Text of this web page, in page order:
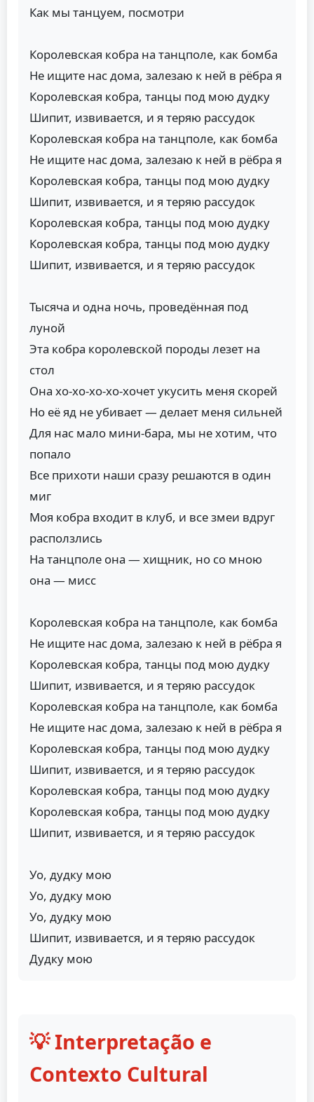
Как мы танцуем, посмотри
Королевская кобра на танцполе, как бомба
Не ищите нас дома, залезаю к ней в рёбра я
Королевская кобра, танцы под мою дудку
Шипит, извивается, и я теряю рассудок
Королевская кобра на танцполе, как бомба
Не ищите нас дома, залезаю к ней в рёбра я
Королевская кобра, танцы под мою дудку
Шипит, извивается, и я теряю рассудок
Королевская кобра, танцы под мою дудку
Королевская кобра, танцы под мою дудку
Шипит, извивается, и я теряю рассудок
Тысяча и одна ночь, проведённая под
луной
Эта кобра королевской породы лезет на
стол
Она хо-хо-хо-хо-хочет укусить меня скорей
Но её яд не убивает — делает меня сильней
Для нас мало мини-бара, мы не хотим, что
попало
Все прихоти наши сразу решаются в один
миг
Моя кобра входит в клуб, и все змеи вдруг
расползлись
На танцполе она — хищник, но со мною
она — мисс
Королевская кобра на танцполе, как бомба
Не ищите нас дома, залезаю к ней в рёбра я
Королевская кобра, танцы под мою дудку
Шипит, извивается, и я теряю рассудок
Королевская кобра на танцполе, как бомба
Не ищите нас дома, залезаю к ней в рёбра я
Королевская кобра, танцы под мою дудку
Шипит, извивается, и я теряю рассудок
Королевская кобра, танцы под мою дудку
Королевская кобра, танцы под мою дудку
Шипит, извивается, и я теряю рассудок
Уо, дудку мою
Уо, дудку мою
Уо, дудку мою
Шипит, извивается, и я теряю рассудок
Дудку мою
💡 Interpretação e
Contexto Cultural